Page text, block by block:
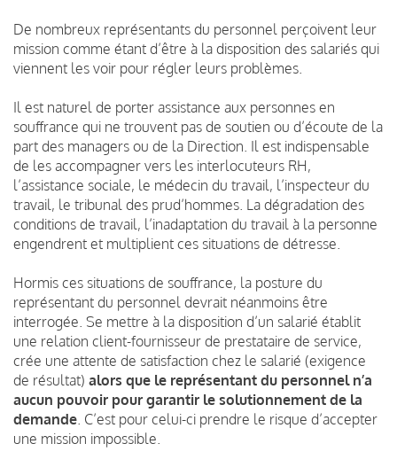
De nombreux représentants du personnel perçoivent leur
mission comme étant d’être à la disposition des salariés qui
viennent les voir pour régler leurs problèmes.
Il est naturel de porter assistance aux personnes en
souffrance qui ne trouvent pas de soutien ou d’écoute de la
part des managers ou de la Direction. Il est indispensable
de les accompagner vers les interlocuteurs RH,
l’assistance sociale, le médecin du travail, l’inspecteur du
travail, le tribunal des prud’hommes. La dégradation des
conditions de travail, l’inadaptation du travail à la personne
engendrent et multiplient ces situations de détresse.
Hormis ces situations de souffrance, la posture du
représentant du personnel devrait néanmoins être
interrogée. Se mettre à la disposition d’un salarié établit
une relation client-fournisseur de prestataire de service,
crée une attente de satisfaction chez le salarié (exigence
de résultat) alors que le représentant du personnel n’a
aucun pouvoir pour garantir le solutionnement de la
demande . C’est pour celui-ci prendre le risque d’accepter
une mission impossible.